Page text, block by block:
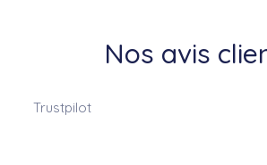
Nos avis
Trustpilot